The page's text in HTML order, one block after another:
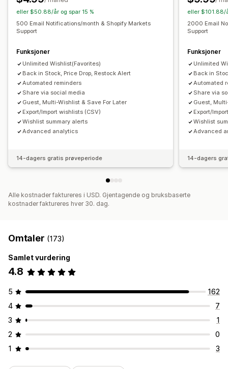
Lagerbeholdningsrapporter
Lagersporing
Konverteringsanalyse
Tilpasning
Tilpassede ikoner
Prisvarsler
Lagerbeholdningsvarsler
eller $50.88/år og spar 15 %
500 Email Notifications/month & Shopify Markets
Support
Funksjoner
Unlimited Wishlist(Favorites)
Back in Stock, Price Drop, Restock Alert
Automated reminders
Share via social media
Guest, Multi-Wishlist & Save For Later
Export/Import wishlists (CSV)
Wishlist summary alerts
Advanced analytics
14-dagers gratis prøveperiode
eller $101.88/
2000 Email
Support
Funksjoner
Unlimited
Back in
Automated
Share via
Guest,
Export/
Wishlist
Advanced
14-dagers
Alle kostnader faktureres i USD. Gjentagende og bruksbaserte
kostnader faktureres hver 30. dag.
Omtaler (173)
Samlet vurdering
4.8
5
162
4
7
3
1
2
0
1
3